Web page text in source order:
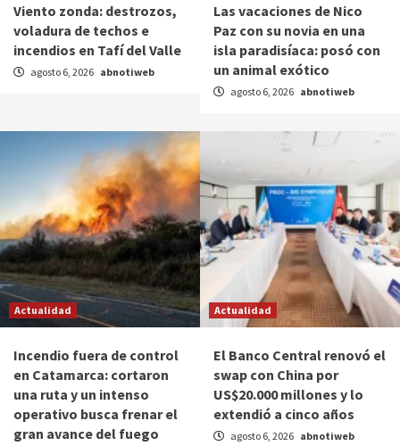
Viento zonda: destrozos,
voladura de techos e
incendios en Tafí del Valle
agosto 6, 2026 abnotiweb
Las vacaciones de Nico
Paz con su novia en una
isla paradisíaca: posó con
un animal exótico
agosto 6, 2026 abnotiweb
Actualidad
Incendio fuera de control
en Catamarca: cortaron
una ruta y un intenso
operativo busca frenar el
gran avance del fuego
Actualidad
El Banco Central renovó el
swap con China por
US$20.000 millones y lo
extendió a cinco años
agosto 6, 2026 abnotiweb